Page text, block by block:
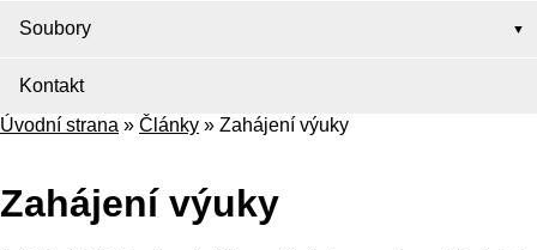
Soubory
Kontakt
Úvodní strana » Články » Zahájení výuky
Zahájení výuky